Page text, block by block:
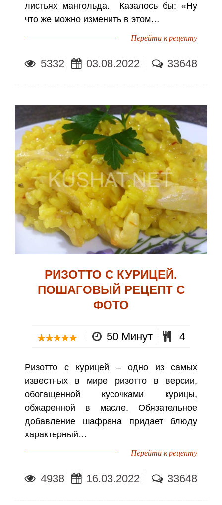
листьях мангольда. Казалось бы: «Ну
что же можно изменить в этом…
Перейти к рецепту
5332 03.08.2022 33648
РИЗОТТО С КУРИЦЕЙ.
ПОШАГОВЫЙ РЕЦЕПТ С
ФОТО
50 Минут 4
Ризотто с курицей – одно из самых
известных в мире ризотто в версии,
обогащенной кусочками курицы,
обжаренной в масле. Обязательное
добавление шафрана придает блюду
характерный…
Перейти к рецепту
4938 16.03.2022 33648